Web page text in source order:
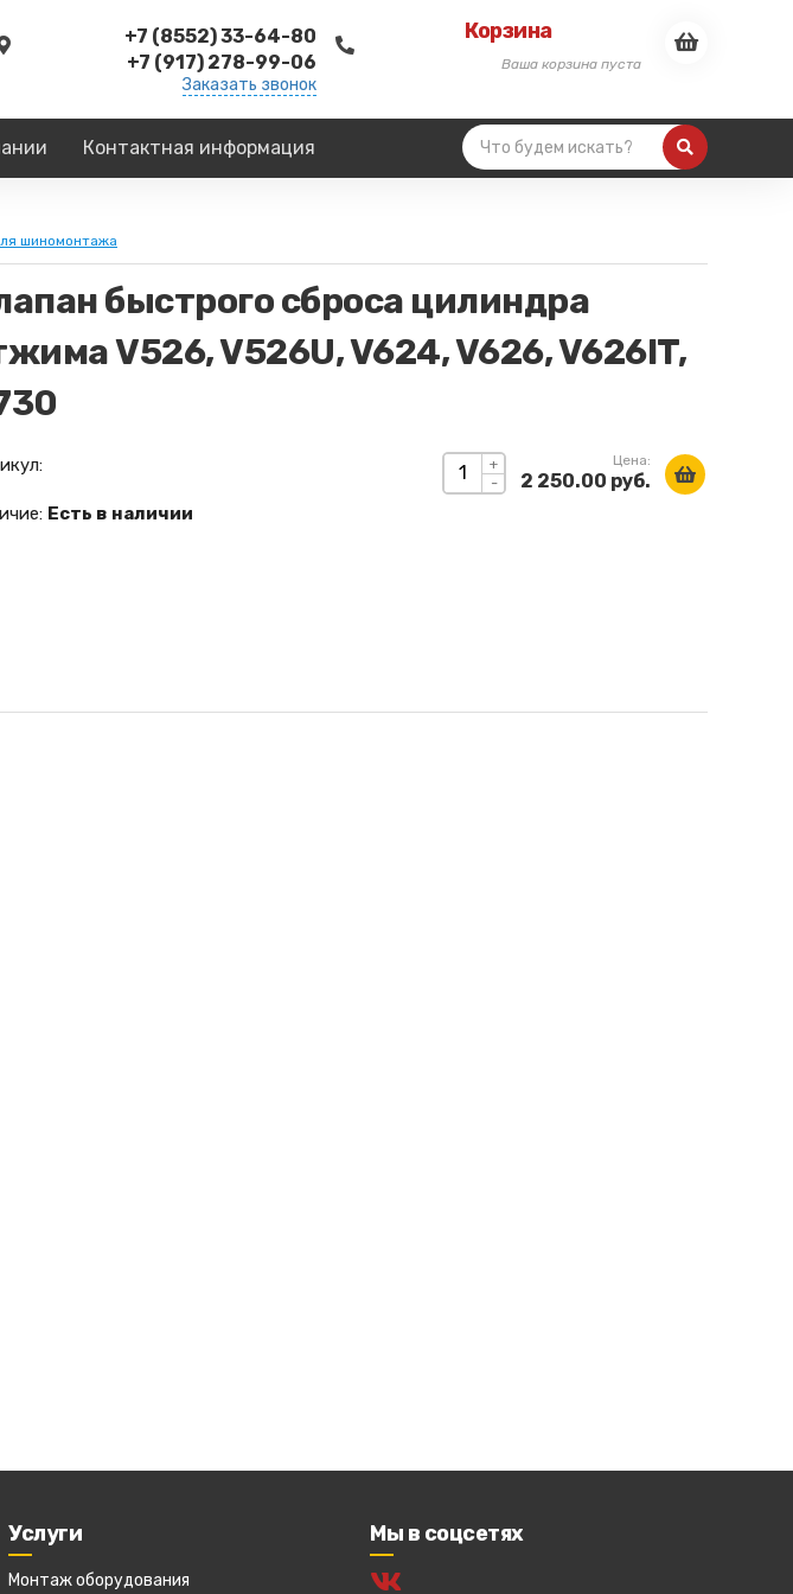
+7 (8552) 33-64-80
+7 (917) 278-99-06
Заказать звонок
Корзина
Ваша корзина пуста
Контактная информация
шиномонтажа
быстрого сброса цилиндра
V526, V526U, V624, V626, V626IT,
+
-
Цена:
2 250.00 руб.
Есть в наличии
Услуги
Монтаж оборудования
Мы в соцсетях